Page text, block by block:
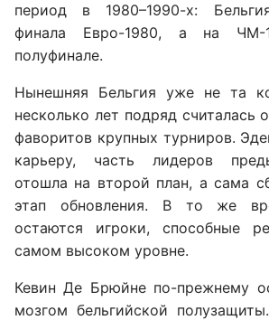
период в 1980–1990-х:
финала Евро-1980, а на ЧМ-
полуфинале.
Нынешняя Бельгия уже не та
несколько лет подряд считалась
фаворитов крупных турниров.
карьеру, часть лидеров
отошла на второй план, а сама
этап обновления. В то же
остаются игроки, способные
самом высоком уровне.
Кевин Де Брюйне по-прежнему
мозгом бельгийской